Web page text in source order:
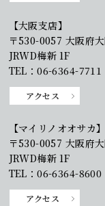
【大阪支店】
〒530-0057 大阪府
JRWD梅新 1F
TEL：06-6364-
アクセス
【マイリノオオサカ】
〒530-0057 大阪府
JRWD梅新 1F
TEL：06-6364-
アクセス